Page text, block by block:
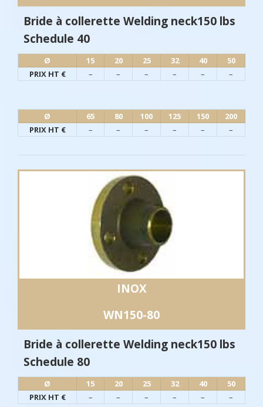
Bride à collerette Welding neck150 lbs
Schedule 40
Ø​ 15 20 25 32 40
50
PRIX HT €
– – – – – –
Ø​ 65 80 100 125 150
200
PRIX HT €
– – – – – –
INOX
WN150-80
Bride à collerette Welding neck150 lbs
Schedule 80
Ø​ 15 20 25 32 40
50
PRIX HT €
– – – – – –